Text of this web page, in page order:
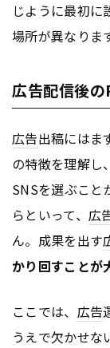
じように最初に
場所が異なりま
広告配信後
広告出稿にはま
の特徴を理解し
SNSを選ぶこと
らといって、 広
ん。成果を出す
かり回すことが
ここでは、 広告
うえで欠かせな